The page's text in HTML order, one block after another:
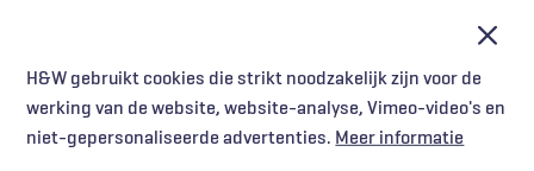
H&W gebruikt cookies die strikt noodzakelijk zijn voor de
werking van de website, website-analyse, Vimeo-video's en
niet-gepersonaliseerde advertenties. Meer informatie